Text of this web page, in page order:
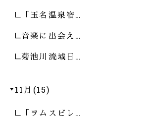
「玉名温泉宿…
音楽に出会え…
菊池川流域日…
11月(15)
「ヲムスビレ…